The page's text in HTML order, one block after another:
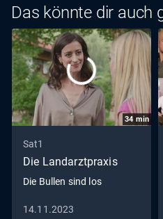
Das könnte dir auch
34 min
Sat1
Die Landarztpraxis
Die Bullen sind los
14.11.2023